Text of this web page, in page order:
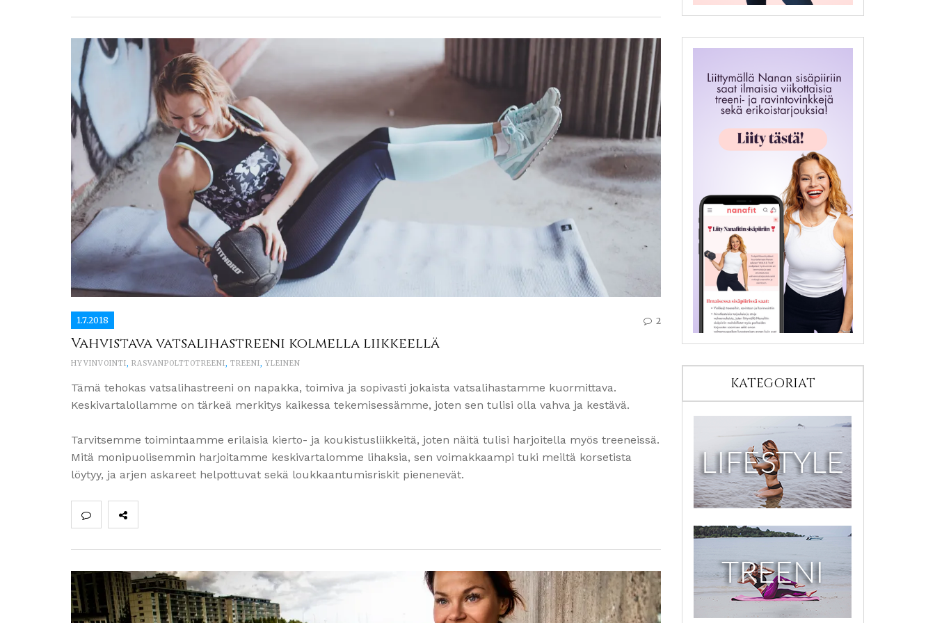
1.7.2018 2
Vahvistava vatsalihastreeni kolmella liikkeellä
HYVINVOINTI, RASVANPOLTTOTREENI, TREENI, YLEINEN
Tämä tehokas vatsalihastreeni on napakka, toimiva ja sopivasti jokaista vatsalihastamme kuormittava.
Keskivartalollamme on tärkeä merkitys kaikessa tekemisessämme, joten sen tulisi olla vahva ja kestävä.
Tarvitsemme toimintaamme erilaisia kierto- ja koukistusliikkeitä, joten näitä tulisi harjoitella myös treeneissä.
Mitä monipuolisemmin harjoitamme keskivartalomme lihaksia, sen voimakkaampi tuki meiltä korsetista
löytyy, ja arjen askareet helpottuvat sekä loukkaantumisriskit pienenevät.
KATEGORIAT